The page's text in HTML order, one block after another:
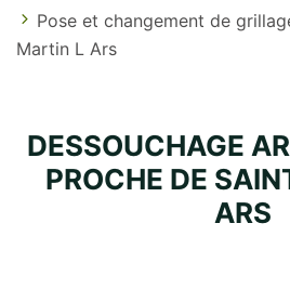
Pose et changement de
Martin L Ars
DESSOUCHAGE
PROCHE DE
ARS